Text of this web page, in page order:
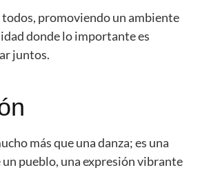
promoviendo un ambiente
donde lo importante es
juntos.
más que una danza; es una
un pueblo, una expresión vibrante